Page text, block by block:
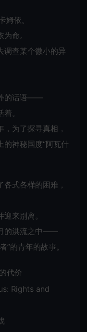
姆依。
命。
调查某个微小的异
的话语——
。
为了探寻真相，
的神秘国度“阿瓦什
式各样的困难，
来别离。
的洪流之中——
”的青年的故事。
代价
Rights and